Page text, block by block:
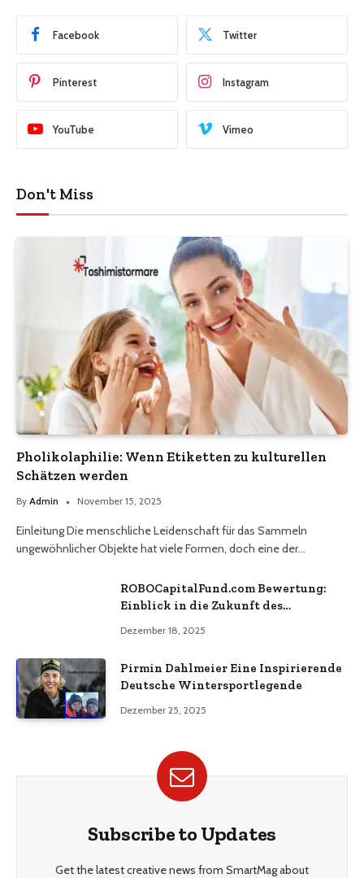
Facebook Twitter
Pinterest Instagram
YouTube Vimeo
Don't Miss
Pholikolaphilie: Wenn Etiketten zu kulturellen
Schätzen werden
By Admin November 15, 2025
Einleitung Die menschliche Leidenschaft für das Sammeln
ungewöhnlicher Objekte hat viele Formen, doch eine der…
ROBOCapitalFund.com Bewertung:
Einblick in die Zukunft des
Dezember 18, 2025
Pirmin Dahlmeier Eine Inspirierende
Deutsche Wintersportlegende
Dezember 25, 2025
Subscribe to Updates
Get the latest creative news from SmartMag about